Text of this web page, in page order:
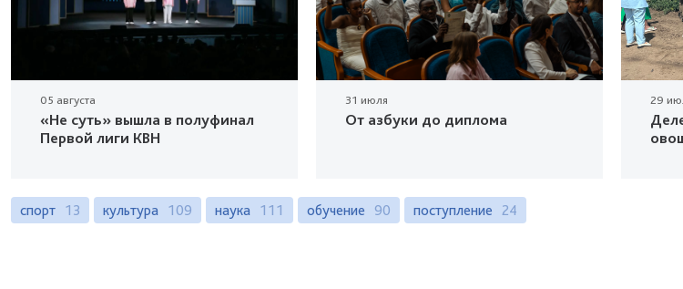
05 августа
«Не суть» вышла в полуфинал
Первой лиги КВН
31 июля
От азбуки до диплома
29
спорт 13 культура 109 наука 111 обучение 90 поступление 24